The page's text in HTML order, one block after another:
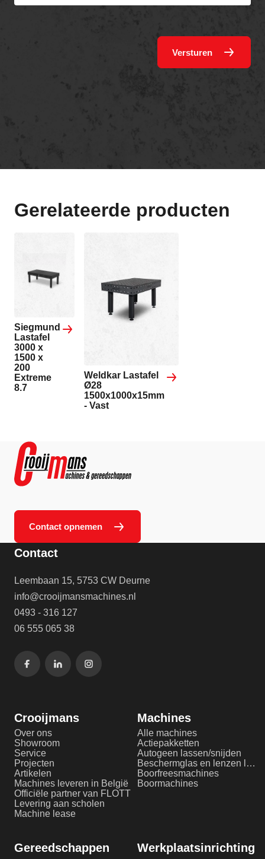
Versturen
Gerelateerde producten
Siegmund
Lastafel
3000 x
1500 x
200
Extreme
8.7
Weldkar Lastafel
Ø28
1500x1000x15mm
- Vast
Contact opnemen
Contact
Leembaan 15, 5753 CW Deurne
info@crooijmansmachines.nl
0493 - 316 127
06 555 065 38
Crooijmans
Over ons
Showroom
Service
Projecten
Artikelen
Machines leveren in België
Officiële partner van FLOTT
Levering aan scholen
Machine lease
Machines
Alle machines
Actiepakketten
Autogeen lassen/snijden
Beschermglas en lenzen laserlassen
Boorfreesmachines
Boormachines
Gereedschappen Werkplaatsinrichting